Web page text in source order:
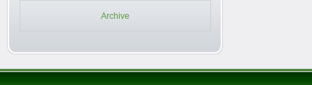
Archive